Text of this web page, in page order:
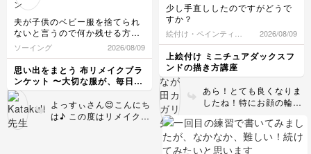
夫が子供のベビー服を捨てられ
ないと言うので何か残せる方法
はないかと思っていたところこ
れだ！と思える講座だったので
開講を楽しみにしていました。
ベビー服をざくざく切っていく
の気の遠くなる作業でした…結
構伸びる生地が多くて正方形の
形も大きさもバラバラ…最終的
に縫うところでなんとか調整し
形になりました。出来上がった
ソーイング 2026/08/09
思い出をまとう 布リメイクブラ
ンケット 〜大切な服が、毎日寄
り添う一枚になる〜
よっすぃさん😊こんにち
は♪ この度はリメイクブ
少し手直ししたのですがどうで
すか？
絵付け・ペインティン
グ
2026/08/09
上絵付け ミニチュアダックスフ
ンドの描き方講座
あら！とても良くなりま
したね！特にお顔の輪郭
成後も迷わず描けると思
います😄